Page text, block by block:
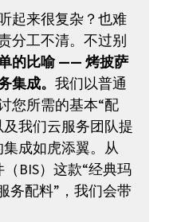
起来很复杂？也难
分工不清。不过别
的比喻 —— 烤披萨
集成。 我们以普通
您所需的基本“配
我们云服务团队提
集成如虎添翼。从
（BIS）这款“经典玛
务配料”，我们会带